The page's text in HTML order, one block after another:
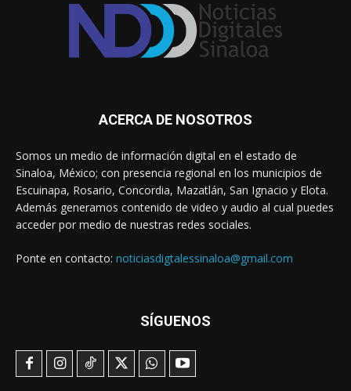
ACERCA DE NOSOTROS
Somos un medio de información digital en el estado de
Sinaloa, México; con presencia regional en los municipios de
Escuinapa, Rosario, Concordia, Mazatlán, San Ignacio y Elota.
Además generamos contenido de video y audio al cual puedes
acceder por medio de nuestras redes sociales.
Ponte en contacto: noticiasdigtalessinaloa@gmail.com
SÍGUENOS